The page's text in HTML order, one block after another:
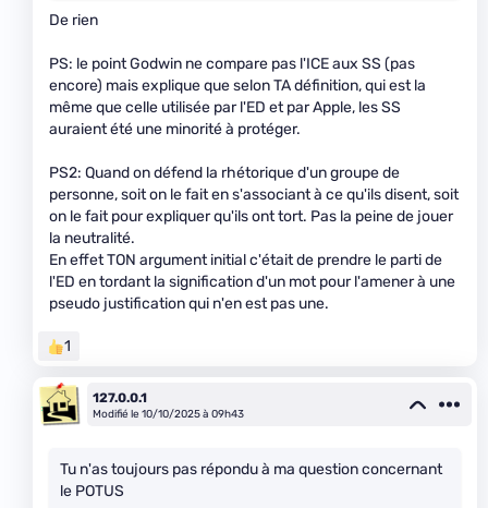
De rien
PS: le point Godwin ne compare pas l'ICE aux SS (pas
encore) mais explique que selon TA définition, qui est la
même que celle utilisée par l'ED et par Apple, les SS
auraient été une minorité à protéger.
PS2: Quand on défend la rhétorique d'un groupe de
personne, soit on le fait en s'associant à ce qu'ils disent, soit
on le fait pour expliquer qu'ils ont tort. Pas la peine de jouer
la neutralité.
En effet TON argument initial c'était de prendre le parti de
l'ED en tordant la signification d'un mot pour l'amener à une
pseudo justification qui n'en est pas une.
1
127.0.0.1
Modifié le 10/10/2025 à 09h43
Tu n'as toujours pas répondu à ma question concernant
le POTUS